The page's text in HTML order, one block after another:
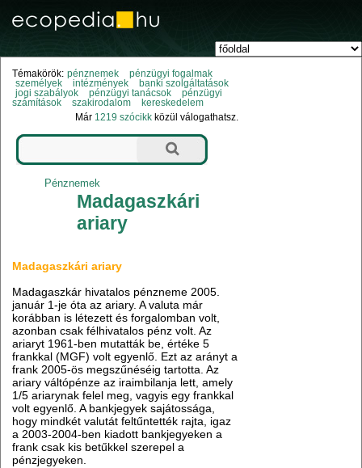
Témakörök: pénznemek
pénzügyi fogalmak
személyek
intézmények
banki szolgáltatások
jogi szabályok
pénzügyi tanácsok
pénzügyi
számítások
szakirodalom
kereskedelem
Már 1219 szócikk közül válogathatsz.
Pénznemek
Madagaszkári
ariary
Madagaszkári ariary
Madagaszkár hivatalos pénzneme 2005.
január 1-je óta az ariary. A valuta már
korábban is létezett és forgalomban volt,
azonban csak félhivatalos pénz volt. Az
ariaryt 1961-ben mutatták be, értéke 5
frankkal (MGF) volt egyenlő. Ezt az arányt a
frank 2005-ös megszűnéséig tartotta. Az
ariary váltópénze az iraimbilanja lett, amely
1/5 ariarynak felel meg, vagyis egy frankkal
volt egyenlő. A bankjegyek sajátossága,
hogy mindkét valutát feltűntették rajta, igaz
a 2003-2004-ben kiadott bankjegyeken a
frank csak kis betűkkel szerepel a
pénzjegyeken.